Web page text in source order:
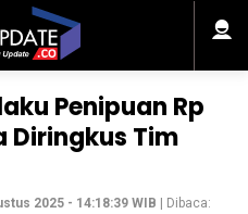
Penipuan Rp
Diringkus Tim
2025 - 14:18:39 WIB | Dibaca: